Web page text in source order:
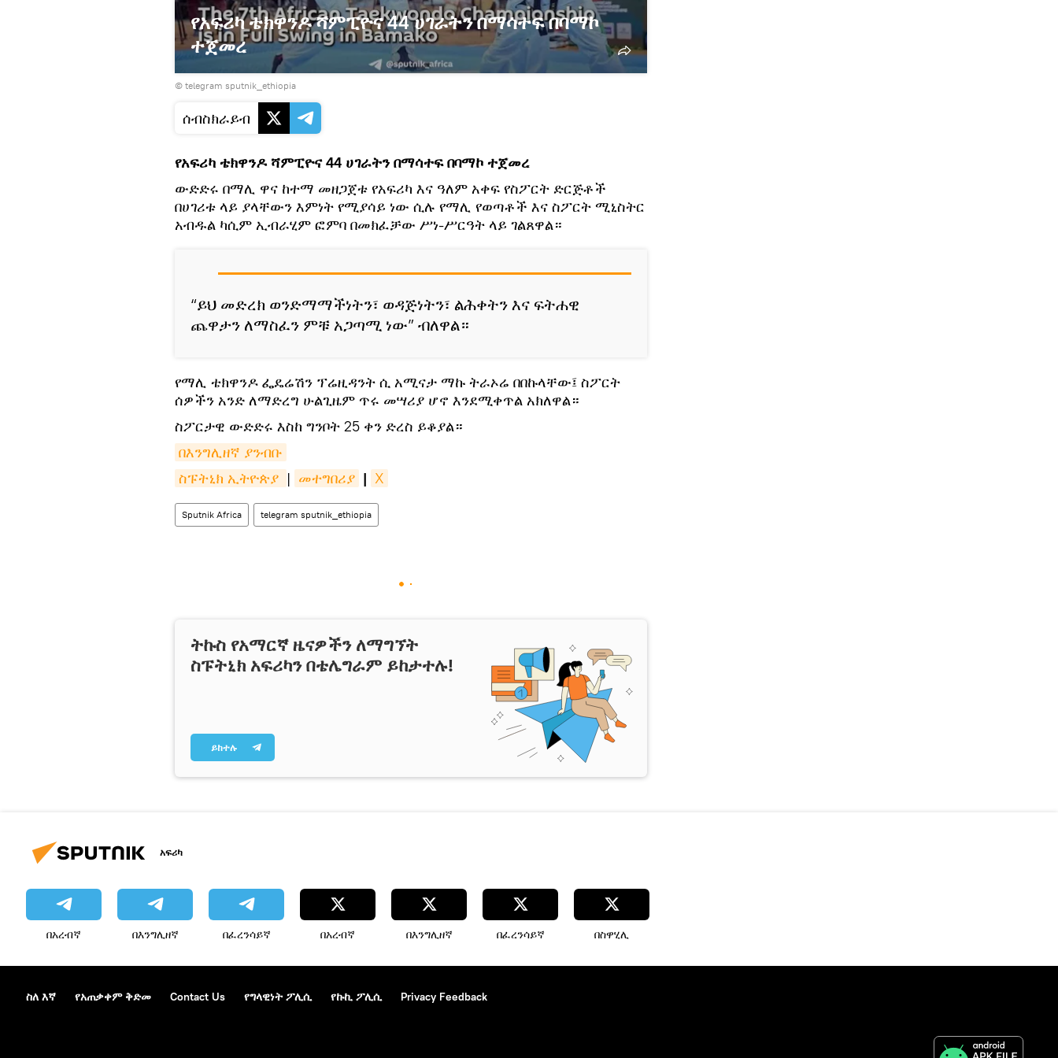
የአፍሪካ ቴክዋንዶ ሻምፒዮና 44 ሀገራትን በማሳተፍ በባማኮ
ተጀመረ
© telegram sputnik_ethiopia
ሰብስክራይብ
የአፍሪካ ቴክዋንዶ ሻምፒዮና 44 ሀገራትን በማሳተፍ በባማኮ ተጀመረ
ውድድሩ በማሊ ዋና ከተማ መዘጋጀቱ የአፍሪካ እና ዓለም አቀፍ የስፖርት ድርጅቶች
በሀገሪቱ ላይ ያላቸውን እምነት የሚያሳይ ነው ሲሉ የማሊ የወጣቶች እና ስፖርት ሚኒስትር
አብዱል ካሲም ኢብራሂም ፎምባ በመክፈቻው ሥነ-ሥርዓት ላይ ገልጸዋል።
“ይህ መድረክ ወንድማማችነትን፣ ወዳጅነትን፣ ልሕቀትን እና ፍትሐዊ
ጨዋታን ለማስፈን ምቹ አጋጣሚ ነው” ብለዋል።
የማሊ ቴክዋንዶ ፌዴሬሽን ፕሬዚዳንት ሲ አሚናታ ማኩ ትራኦሬ በበኩላቸው፤ ስፖርት
ሰዎችን አንድ ለማድረግ ሁልጊዜም ጥሩ መሣሪያ ሆኖ እንደሚቀጥል አክለዋል።
ስፖርታዊ ውድድሩ እስከ ግንቦት 25 ቀን ድረስ ይቆያል።
በእንግሊዘኛ ያንብቡ
ስፑትኒክ ኢትዮጵያ | መተግበሪያ | X
Sputnik Africa telegram sputnik_ethiopia
ትኩስ የአማርኛ ዜናዎችን ለማግኘት
ስፑትኒክ አፍሪካን በቴሌግራም ይከታተሉ!
ይከተሉ
አፍሪካ
በአረብኛ በእንግሊዘኛ በፈረንሳይኛ በአረብኛ በእንግሊዘኛ በፈረንሳይኛ በስዋሂሊ
ስለ እኛ የአጠቃቀም ቅድመ Contact Us የግላዊነት ፖሊሲ የኩኪ ፖሊሲ Privacy Feedback